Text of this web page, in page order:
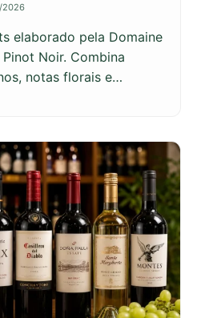
2026
elaborado pela Domaine
Noir. Combina
notas florais e…